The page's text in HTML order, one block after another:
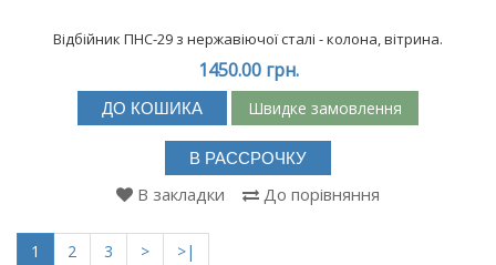
Відбійник ПНС-29 з нержавіючої сталі - колона, вітрина.
1450.00 грн.
ДО КОШИКА Швидке замовлення
В РАССРОЧКУ
В закладки До порівняння
1 2 3 >
>|